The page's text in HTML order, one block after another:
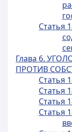
Статья
Глава 6.
ПРОТИВ
Статья
Статья
Статья
Статья